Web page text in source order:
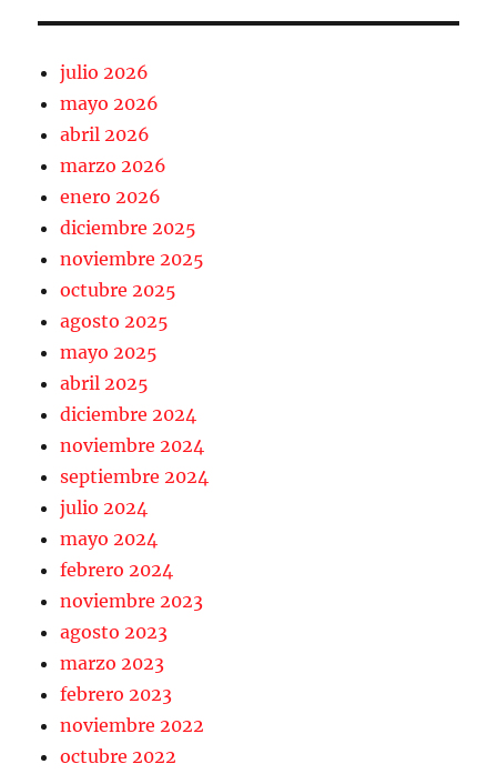
julio 2026
mayo 2026
abril 2026
marzo 2026
enero 2026
diciembre 2025
noviembre 2025
octubre 2025
agosto 2025
mayo 2025
abril 2025
diciembre 2024
noviembre 2024
septiembre 2024
julio 2024
mayo 2024
febrero 2024
noviembre 2023
agosto 2023
marzo 2023
febrero 2023
noviembre 2022
octubre 2022